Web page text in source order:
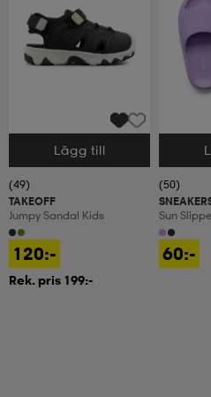
Välj storlek
Lägg till
(49)
TAKEOFF
Jumpy Sandal Kids
120:-
Rek. pris 199:-
Välj
(50)
Sun
60:-